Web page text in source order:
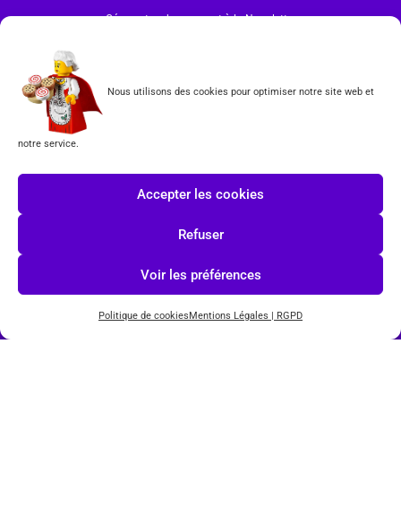
Nous utilisons des cookies pour optimiser notre site web et
notre service.
Accepter les cookies
Refuser
Voir les préférences
Politique de cookiesMentions Légales | RGPD
Gérer votre abonnement à la Newsletter
Mentions légales | RGPD
Formulaire de rétractation
Tous les produits vendus sur ce site sont fabriqués par LEGO exclusivement. LEGO® est une
en restent les propriétaires. Tous droits réservés.
INSCRIPTION À LA NEWSLETTER